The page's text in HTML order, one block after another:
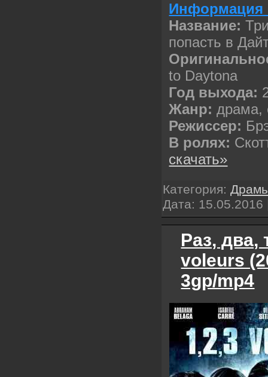
Название:
попасть в
to Daytona
Год выхода:
Жанр:драма,
Режиссер:
В ролях:
скачать»
Категория:
Дата: 15.05.2016
Раз, два,
voleurs
3gp/mp4